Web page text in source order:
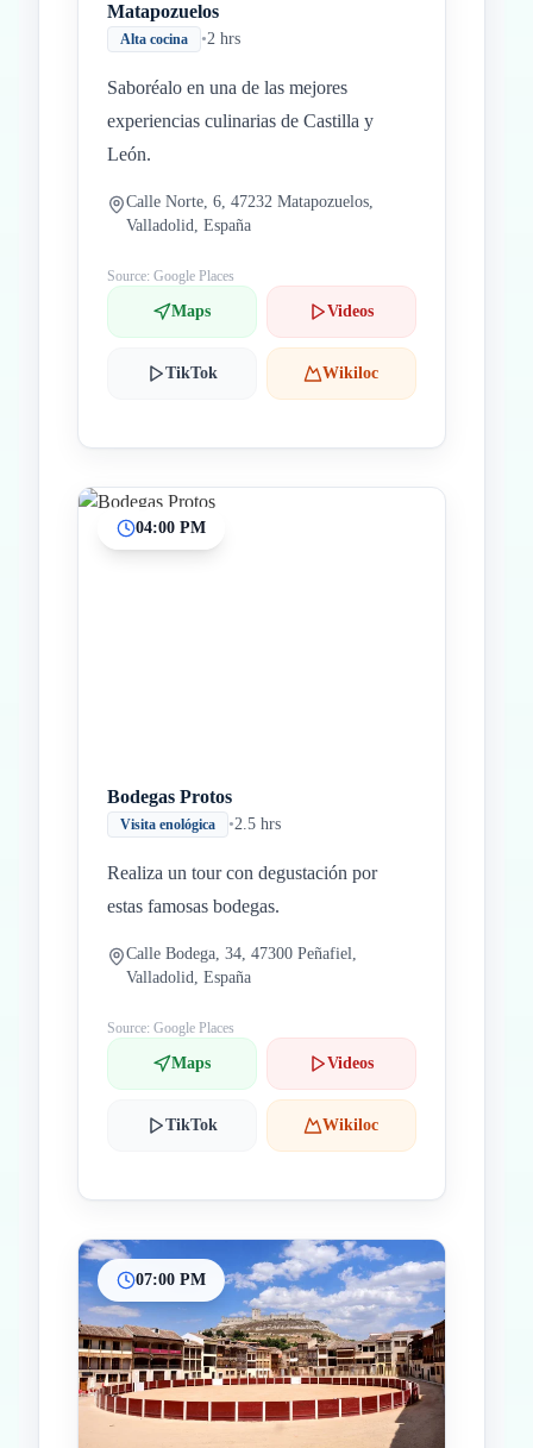
Matapozuelos
Alta cocina •2 hrs
Saboréalo en una de las mejores
experiencias culinarias de Castilla y
León.
Calle Norte, 6, 47232 Matapozuelos,
Valladolid, España
Source: Google Places
Maps Videos
TikTok Wikiloc
04:00 PM
Bodegas Protos
Visita enológica •2.5 hrs
Realiza un tour con degustación por
estas famosas bodegas.
Calle Bodega, 34, 47300 Peñafiel,
Valladolid, España
Source: Google Places
Maps Videos
TikTok Wikiloc
07:00 PM